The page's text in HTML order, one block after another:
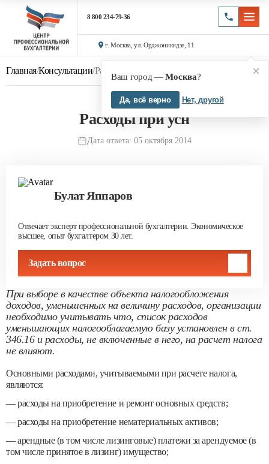
8 800 234-79-36
г. Москва, ул. Орджоникидзе, 11
×
Ваш город —Москва?
Да, всё верно Нет, другой
Главная/Консультации/Расходы при усн
Расходы при усн
Дата ответа: 05 октября 2014
Булат Яппаров
Отвечает эксперт профессиональной бухгалтерии. Экономическое
высшее, опыт бухгалтером 30 лет.
Задать вопрос
При выборе в качестве объекта налогообложения
доходов, уменьшенных на величину расходов, организации
необходимо учитывать что, список расходов
уменьшающих налогооблагаемую базу установлен в ст.
346.16 и расходы, не включенные в него, на расчет налога
не влияют.
Основными расходами, учитываемыми при расчете налога,
являются:
— расходы на приобретение и ремонт основных средств;
— расходы на приобретение нематериальных активов;
— арендные (в том числе лизинговые) платежи за арендуемое (в
том числе принятое в лизинг) имущество;